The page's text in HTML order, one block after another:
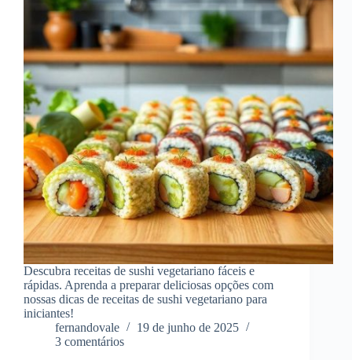
Descubra receitas de sushi vegetariano fáceis e
rápidas. Aprenda a preparar deliciosas opções com
nossas dicas de receitas de sushi vegetariano para
iniciantes!
fernandovale
19 de junho de 2025
3 comentários